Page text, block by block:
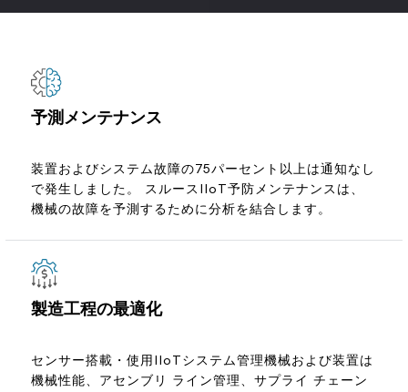
予測メンテナンス
装置およびシステム故障の75パーセント以上は通知なし
で発生しました。 スルースIIoT予防メンテナンスは、
機械の故障を予測するために分析を結合します。
製造工程の最適化
センサー搭載・使用IIoTシステム管理機械および装置は
機械性能、アセンブリ ライン管理、サプライ チェーン